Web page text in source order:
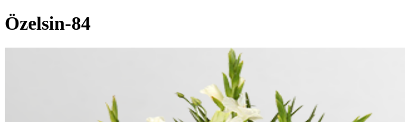
Özelsin-84